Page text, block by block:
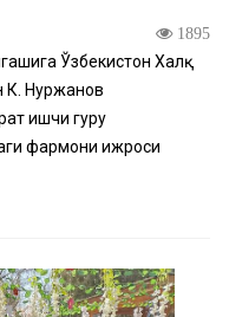
1895
Ўзбекистон Халқ
К. Нуржанов
ишчи гуруҳ
фармони ижроси